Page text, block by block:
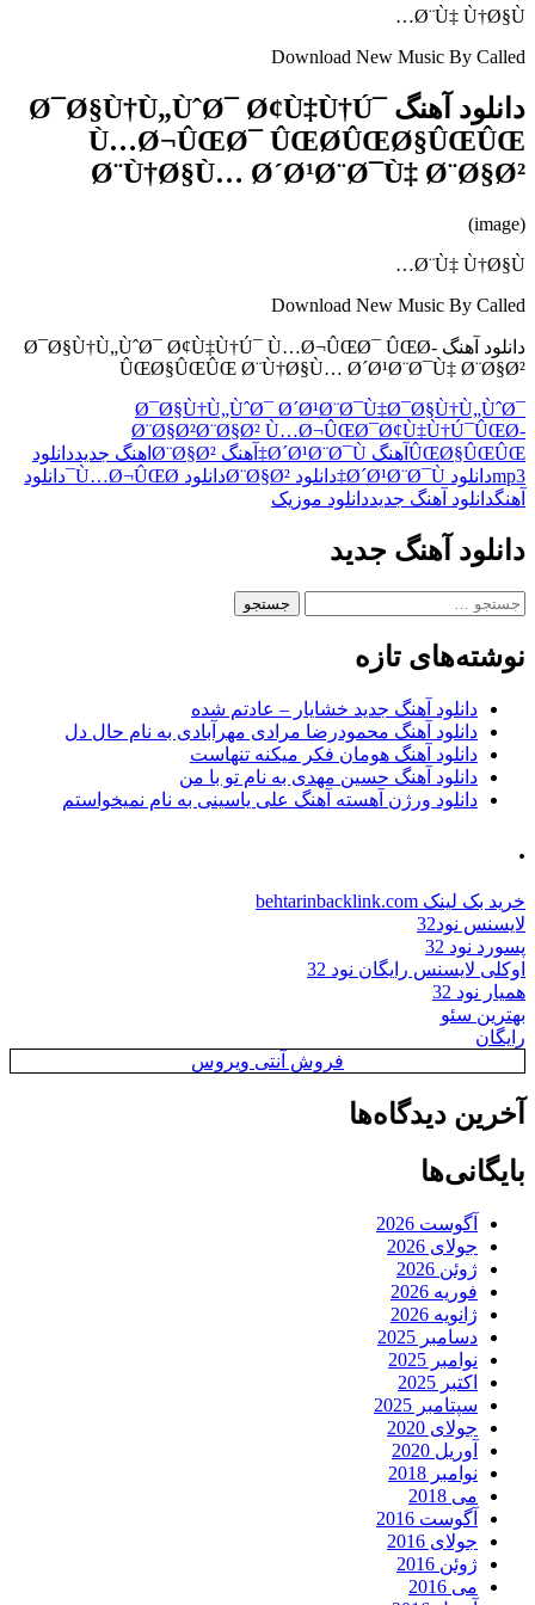
Ø¨Ù‡ Ù†Ø§Ù…
Download New Music By Called
دانلود آهنگ Ø¯Ø§Ù†Ù„ÙˆØ¯ Ø¢Ù‡Ù†Ú¯
Ù…Ø¬ÛŒØ¯ ÛŒØ­ÛŒØ§ÛŒÛŒ
Ø¨Ù†Ø§Ù… Ø´Ø¹Ø¨Ø¯Ù‡ Ø¨Ø§Ø²
(image)
Ø¨Ù‡ Ù†Ø§Ù…
Download New Music By Called
دانلود آهنگ Ø¯Ø§Ù†Ù„ÙˆØ¯ Ø¢Ù‡Ù†Ú¯ Ù…Ø¬ÛŒØ¯ ÛŒØ­
ÛŒØ§ÛŒÛŒ Ø¨Ù†Ø§Ù… Ø´Ø¹Ø¨Ø¯Ù‡ Ø¨Ø§Ø²
Ø¯Ø§Ù†Ù„ÙˆØ¯ Ø´Ø¹Ø¨Ø¯Ù‡Ø¯Ø§Ù†Ù„ÙˆØ¯
Ø¨Ø§Ø²Ø¨Ø§Ø² Ù…Ø¬ÛŒØ¯Ø¢Ù‡Ù†Ú¯ÛŒØ­
ÛŒØ§ÛŒÛŒ آهنگ Ø´Ø¹Ø¨Ø¯Ù‡ آهنگ Ø¨Ø§Ø² اهنگ جدیددانلود
mp3دانلود Ø´Ø¹Ø¨Ø¯Ù‡ دانلود Ø¨Ø§Ø² دانلود Ù…Ø¬ÛŒØ¯
دانلود
آهنگدانلود آهنگ جدیددانلود موزیک
دانلود آهنگ جدید
جستجو
نوشته‌های تازه
دانلود آهنگ جدید خشایار – عادتم شده
دانلود آهنگ محمودرضا مرادی مهرآبادی به نام حال دل
دانلود آهنگ هومان فکر میکنه تنهاست
دانلود آهنگ حسین مهدی به نام تو با من
دانلود ورژن آهسته آهنگ علی یاسینی به نام نمیخواستم
.
خرید بک لینک behtarinbacklink.com
لایسنس نود32
پسورد نود 32
اوکلی لایسنس رایگان نود 32
همیار نود 32
بهترین سئو
رایگان
فروش آنتی ویروس
آخرین دیدگاه‌ها
بایگانی‌ها
آگوست 2026
جولای 2026
ژوئن 2026
فوریه 2026
ژانویه 2026
دسامبر 2025
نوامبر 2025
اکتبر 2025
سپتامبر 2025
جولای 2020
آوریل 2020
نوامبر 2018
می 2018
آگوست 2016
جولای 2016
ژوئن 2016
می 2016